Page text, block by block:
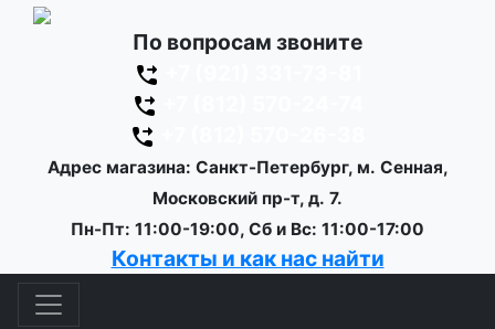
По вопросам звоните
Адрес магазина: Санкт-Петербург, м. Сенная,
Московский пр-т, д. 7.
Пн-Пт: 11:00-19:00, Сб и Вс: 11:00-17:00
Контакты и как нас найти